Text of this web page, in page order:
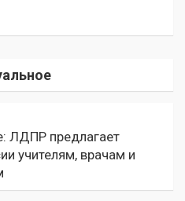
ЛДПР предлагает
учителям, врачам и